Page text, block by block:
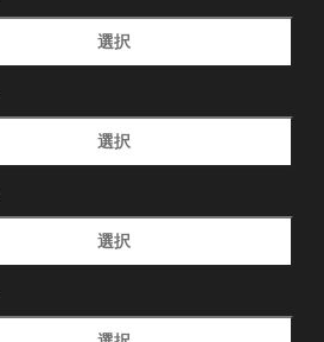
選択
選択
選択